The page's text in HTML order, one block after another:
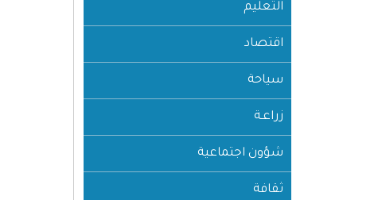
التعليم
اقتصاد
سياحة
زراعـة
شؤون اجتماعية
ثقافة